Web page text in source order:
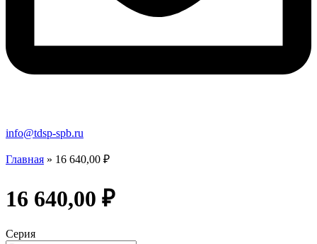
info@tdsp-spb.ru
Главная » 16 640,00 ₽
16 640,00 ₽
Серия